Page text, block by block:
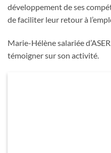
développement de ses
de faciliter leur retour à
Marie-Hélène salariée
témoigner sur son activité.